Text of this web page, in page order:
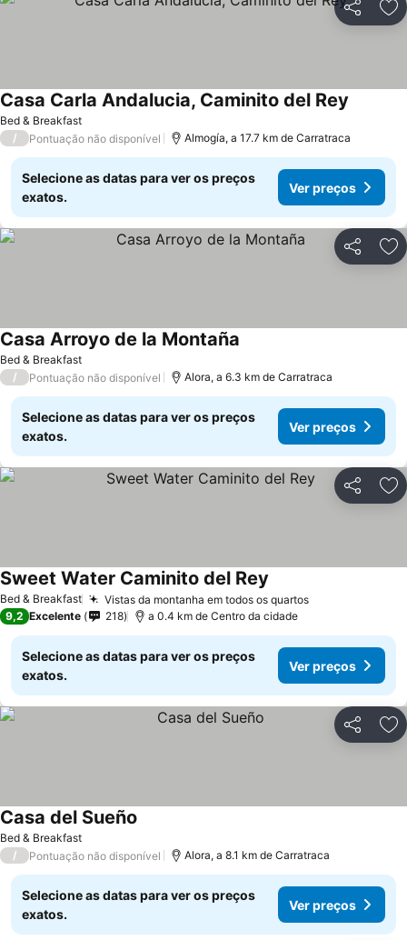
Partilhar
Bed & Breakfast
Casa Carla Andalucia, Caminito del Rey
/ Pontuação não disponível Almogía, a 17.7 km de Carratraca
Selecione as datas para ver os preços
exatos.
Ver preços
Partilhar
Bed & Breakfast
Casa Arroyo de la Montaña
/ Pontuação não disponível Alora, a 6.3 km de Carratraca
Selecione as datas para ver os preços
exatos.
Ver preços
Partilhar
Bed & Breakfast Vistas da montanha em todos os quartos
Sweet Water Caminito del Rey
9,2 Excelente 218 a 0.4 km de Centro da cidade
Selecione as datas para ver os preços
exatos.
Ver preços
Partilhar
Bed & Breakfast
Casa del Sueño
/ Pontuação não disponível Alora, a 8.1 km de Carratraca
Selecione as datas para ver os preços
exatos.
Ver preços